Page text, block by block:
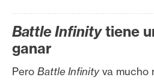
Battle Infinitytiene
ganar
Pero Battle Infinityva mucho